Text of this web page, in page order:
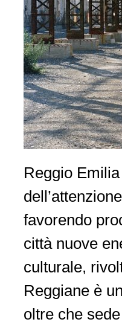
Reggio
favorendo
città nuove
culturale,
Reggiane è
oltre che